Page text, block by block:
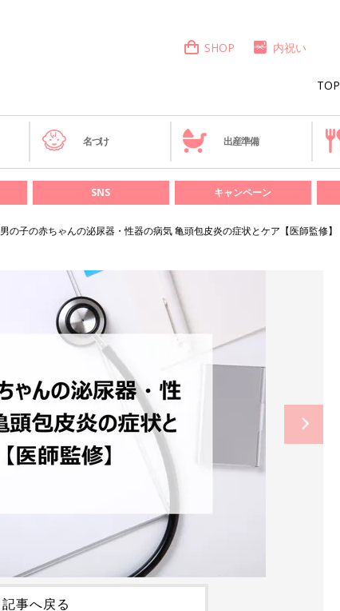
TOP
SHOP 内祝い
名づけ 出産準備
SNS キャンペーン
男の子の赤ちゃんの泌尿器・性器の病気 亀頭包皮炎の症状とケア【医師監修】
記事へ戻る